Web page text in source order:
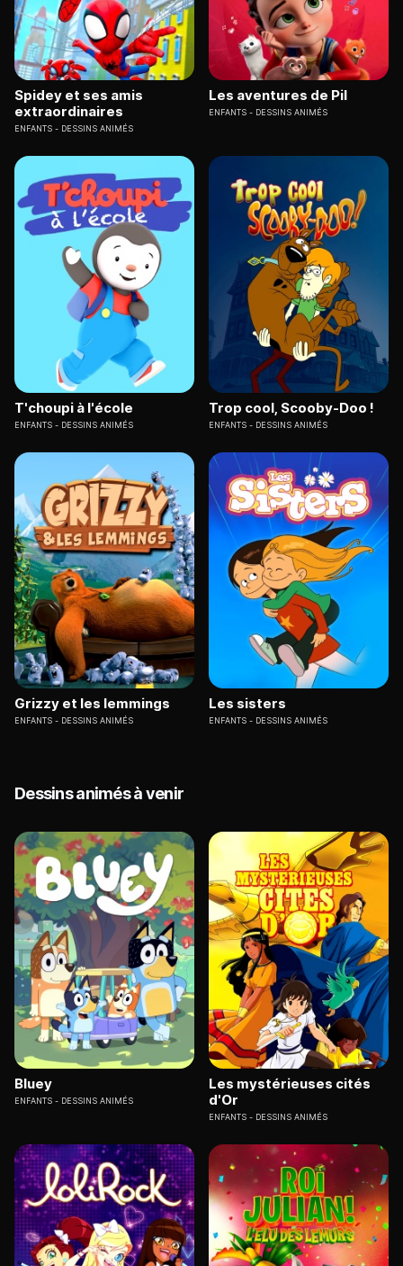
Spidey et ses amis
extraordinaires
ENFANTS DESSINS ANIMÉS
Les aventures de Pil
ENFANTS DESSINS ANIMÉS
T'choupi à l'école
ENFANTS DESSINS ANIMÉS
Trop cool, Scooby-Doo !
ENFANTS DESSINS ANIMÉS
Grizzy et les lemmings
ENFANTS DESSINS ANIMÉS
Les sisters
ENFANTS DESSINS ANIMÉS
Dessins animés à venir
Bluey
ENFANTS DESSINS ANIMÉS
Les mystérieuses cités
d'Or
ENFANTS DESSINS ANIMÉS